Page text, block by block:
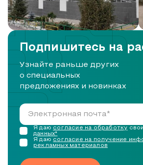
Подпишитесь на
Узнайте раньше других
о специальных
предложениях и новинках
Я даю согласие на обработку
данных*
Я даю согласие на получение
рекламных материалов